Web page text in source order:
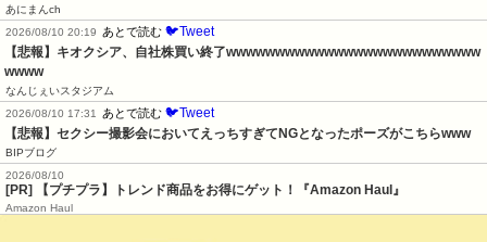
あにまんch
2026/08/10 20:19
あとで読む 🐦Tweet
【悲報】キオクシア、自社株買い終了wwwwwwwwwwwwwwwwwwwwwwwwww
wwww
なんじぇいスタジアム
2026/08/10 17:31
あとで読む 🐦Tweet
【悲報】セクシー撮影会においてえっちすぎてNGとなったポーズがこちらwww
BIPブログ
2026/08/10
[PR] 【プチプラ】トレンド商品をお得にゲット！『Amazon Haul』
Amazon Haul